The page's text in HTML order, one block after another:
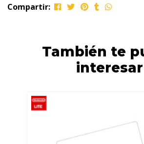
Compartir:
También te
interesar